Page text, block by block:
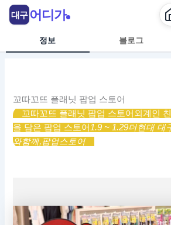
정보 블로그
꼬따꼬뜨 플래닛 팝업 스토어
꼬따꼬뜨 플래닛 팝업 스토어 외계인
을 담은 팝업 스토어 1.9 ~ 1.29더현대 대
와함께,팝업스토어
대구 어디가